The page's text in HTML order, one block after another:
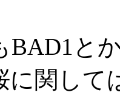
BAD1と
に関して